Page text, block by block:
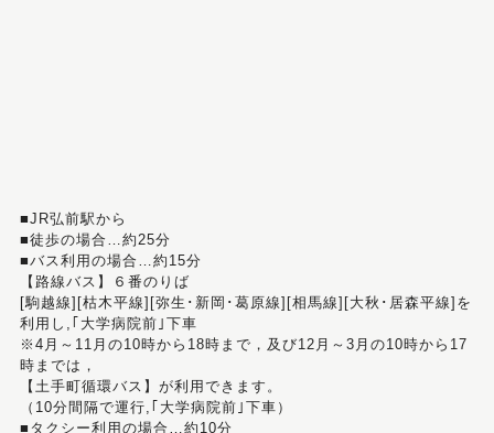
■JR弘前駅から
■徒歩の場合…約25分
■バス利用の場合…約15分
【路線バス】６番のりば
[駒越線][枯木平線][弥生･新岡･葛原線][相馬線][大秋･居森平線]を
利用し,｢大学病院前｣下車
※4月～11月の10時から18時まで，及び12月～3月の10時から17
時までは，
【土手町循環バス】が利用できます。
（10分間隔で運行,｢大学病院前｣下車）
■タクシー利用の場合…約10分